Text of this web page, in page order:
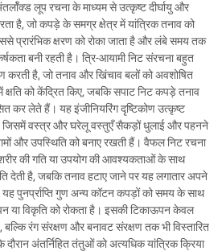
लूप रचना के माध्यम से उत्कृष्ट दीर्घायु और
है, जो कपड़े के समग्र क्षेत्र में यांत्रिक तनाव को
प्रारंभिक क्षरण को रोका जाता है और लंबे समय तक
बनी रहती है। त्रि-आयामी निट संरचना बहुत
करती है, जो तनाव और खिंचाव बलों को अवशोषित
क्षति को केंद्रित किए, जबकि सपाट निट कपड़े तनाव
कर लेते हैं। यह इंजीनियरिंग दृष्टिकोण उत्कृष्ट
जिसमें वस्त्र और घरेलू वस्तुएँ सैकड़ों धुलाई और पहनने
और उपस्थिति को बनाए रखती हैं। वैफल निट रचना
की गति या उपयोग की आवश्यकताओं के साथ
देती है, जबकि तनाव हटाए जाने पर यह लगातार अपने
पुनर्प्राप्ति गुण अन्य कॉटन कपड़ों को समय के साथ
या विकृति को रोकता है। इसकी टिकाऊपन केवल
बल्कि रंग संरक्षण और बनावट संरक्षण तक भी विस्तारित
अंतर्निहित तंतुओं को अत्यधिक यांत्रिक क्रिया